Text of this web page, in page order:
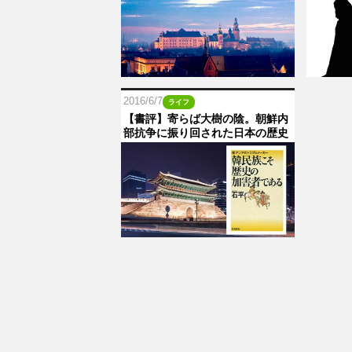
2016/6/7 ライフ
【書評】寄らば大樹の陰。朝鮮内
部抗争に振り回された日本の歴史